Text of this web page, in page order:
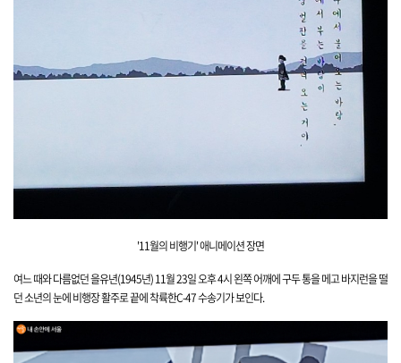
'11월의 비행기' 애니메이션 장면
여느 때와 다름없던 을유년(1945년) 11월 23일 오후 4시 왼쪽 어깨에 구두 통을 메고 바지런을 떨
던 소년의 눈에 비행장 활주로 끝에 착륙한C-47 수송기가 보인다.